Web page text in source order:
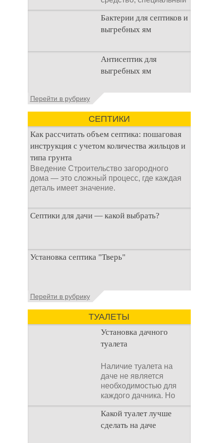
концентрат, который
используется
Бактерии для септиков и
выгребных ям
Очистка
канализационного
стока или выгребной
не самым приятным
Антисептик для
выгребных ям
Общие сведения об
Антисептик для
выгребных ям – это
специальные
Перейти в рубрику
СЕПТИКИ
Как рассчитать объем септика: пошаговая
инструкция с учетом количества жильцов и
типа грунта
Введение Строительство загородного
дома — это сложный процесс, где каждая
деталь имеет значение.
Септики для дачи — какой выбрать?
При строительстве дачи одной из
первоочередных задач становится
Установка септика "Тверь"
Установка септика Тверь - важнейший
аспект утилизации сточных вод в частных
домах и на загородных
Перейти в рубрику
ТУАЛЕТЫ
Установка дачного
туалета
Наличие туалета на
даче не является
необходимостью для
каждого дачника. Но
многие люди думают,
что
Какой туалет лучше
сделать на даче